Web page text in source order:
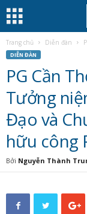
Trang chủ Diễn đàn
DIỄN ĐÀN
PG Cần
Tưởng
Đạo và
hữu công
Bởi Nguyễn Thành